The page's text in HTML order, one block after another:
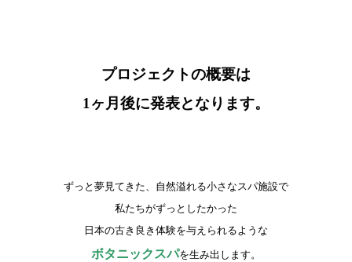
プロジェクトの概要は
1ヶ月後に発表となります。
ずっと夢見てきた、自然溢れる小さなスパ施設で
私たちがずっとしたかった
日本の古き良き体験を与えられるような
ボタニックスパを生み出します。